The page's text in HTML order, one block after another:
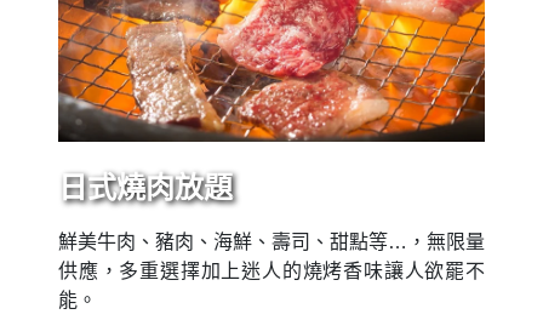
日式燒肉放題
鮮美牛肉、豬肉、海鮮、壽司、甜點等…，無限量
供應，多重選擇加上迷人的燒烤香味讓人欲罷不
能。